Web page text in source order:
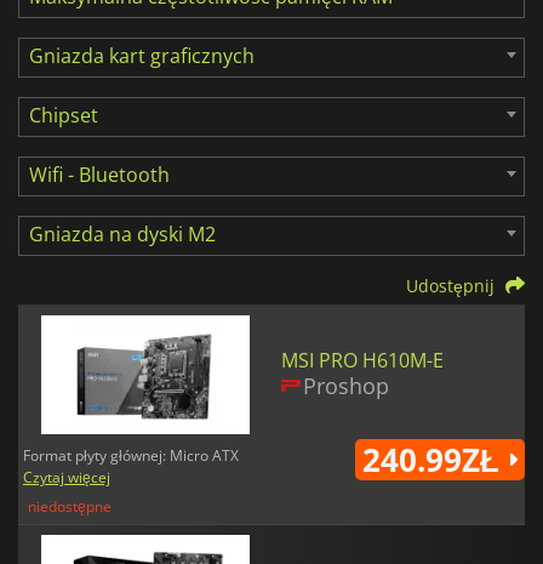
Gniazda kart graficznych
Chipset
Wifi - Bluetooth
Gniazda na dyski M2
Udostępnij
MSI PRO H610M-E
Proshop
Format płyty głównej: Micro ATX
Czytaj więcej
niedostępne
240.99ZŁ